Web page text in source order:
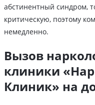
абстинентный синдром,
критическую, поэтому
немедленно.
Вызов
клиники
Клиник» на